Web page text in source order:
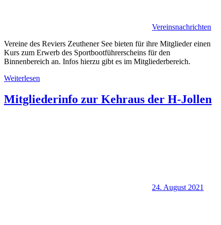
Vereinsnachrichten
Vereine des Reviers Zeuthener See bieten für ihre Mitglieder einen
Kurs zum Erwerb des Sportbootführerscheins für den
Binnenbereich an. Infos hierzu gibt es im Mitgliederbereich.
Weiterlesen
Mitgliederinfo zur Kehraus der H-Jollen
24. August 2021